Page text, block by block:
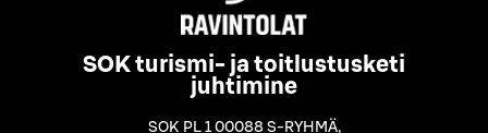
SOK turismi- ja toitlustusketi
juhtimine
SOK PL 1 00088 S-RYHMÄ,